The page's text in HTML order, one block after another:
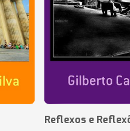
Reflexos e